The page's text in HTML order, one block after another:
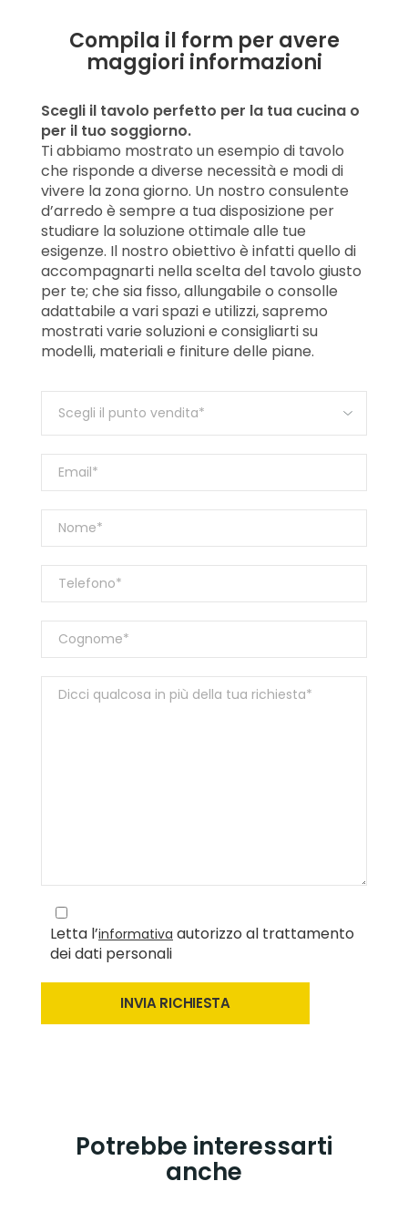
Compila il form per avere
maggiori informazioni
Scegli il tavolo perfetto per la tua cucina o
per il tuo soggiorno.
Ti abbiamo mostrato un esempio di tavolo
che risponde a diverse necessità e modi di
vivere la zona giorno. Un nostro consulente
d’arredo è sempre a tua disposizione per
studiare la soluzione ottimale alle tue
esigenze. Il nostro obiettivo è infatti quello di
accompagnarti nella scelta del tavolo giusto
per te; che sia fisso, allungabile o consolle
adattabile a vari spazi e utilizzi, sapremo
mostrati varie soluzioni e consigliarti su
modelli, materiali e finiture delle piane.
Letta l’informativa autorizzo al trattamento
dei dati personali
Potrebbe interessarti
anche